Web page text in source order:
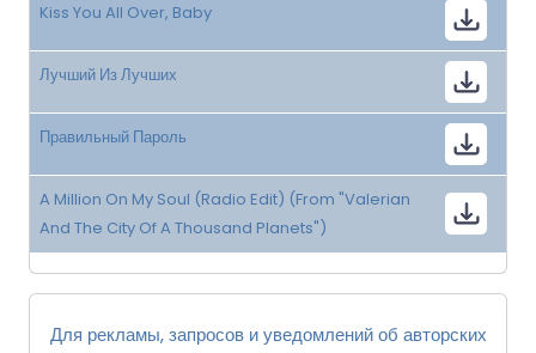
Kiss You All Over, Baby
Лучший Из Лучших
Правильный Пароль
A Million On My Soul (Radio Edit) (From "Valerian
And The City Of A Thousand Planets")
Для рекламы, запросов и уведомлений об авторских